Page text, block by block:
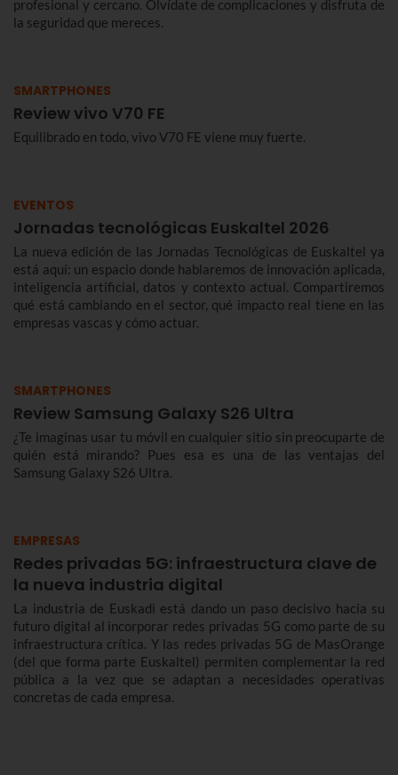
profesional y cercano. Olvídate de complicaciones y disfruta de
la seguridad que mereces.
SMARTPHONES
Review vivo V70 FE
Equilibrado en todo, vivo V70 FE viene muy fuerte.
EVENTOS
Jornadas tecnológicas Euskaltel 2026
La nueva edición de las Jornadas Tecnológicas de Euskaltel ya
está aquí: un espacio donde hablaremos de innovación aplicada,
inteligencia artificial, datos y contexto actual. Compartiremos
qué está cambiando en el sector, qué impacto real tiene en las
empresas vascas y cómo actuar.
SMARTPHONES
Review Samsung Galaxy S26 Ultra
¿Te imaginas usar tu móvil en cualquier sitio sin preocuparte de
quién está mirando? Pues esa es una de las ventajas del
Samsung Galaxy S26 Ultra.
EMPRESAS
Redes privadas 5G: infraestructura clave de
la nueva industria digital
La industria de Euskadi está dando un paso decisivo hacia su
futuro digital al incorporar redes privadas 5G como parte de su
infraestructura crítica. Y las redes privadas 5G de MasOrange
(del que forma parte Euskaltel) permiten complementar la red
pública a la vez que se adaptan a necesidades operativas
concretas de cada empresa.